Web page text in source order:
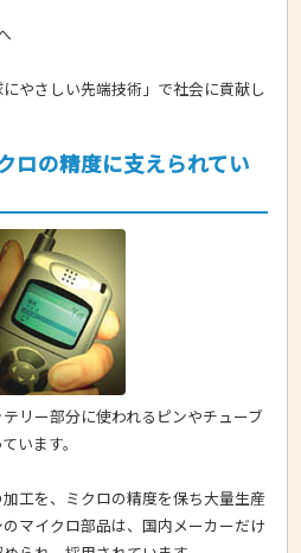
やさしい先端技術」で社会に貢献し
ロの精度に支えられてい
リー部分に使われるピンやチューブ
います。
工を、ミクロの精度を保ち大量生産
マイクロ部品は、国内メーカーだけ